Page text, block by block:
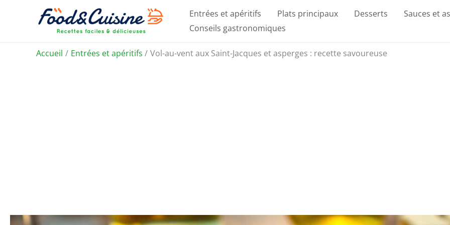
Entrées et apéritifs Plats principaux Desserts Sauces et
Conseils gastronomiques
Accueil Entrées et apéritifs Vol-au-vent aux Saint-Jacques et asperges : recette savoureuse